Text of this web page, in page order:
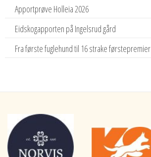
Apportprøve Holleia 2026
Eidskogapporten på Ingelsrud gård
Fra første fuglehund til 16 strake førstepremier